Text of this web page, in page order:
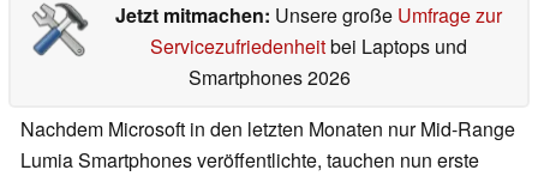
Jetzt mitmachen: Unsere große Umfrage zur
Servicezufriedenheitbei Laptops und
Smartphones 2026
Nachdem Microsoft in den letzten Monaten nur Mid-Range
Lumia Smartphones veröffentlichte, tauchen nun erste